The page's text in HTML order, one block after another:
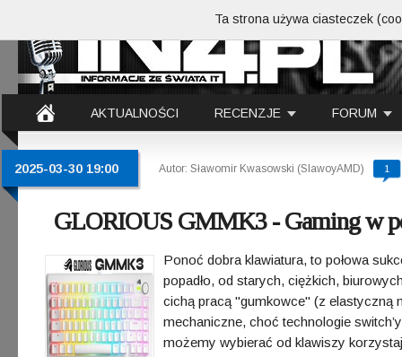
AKTUALNOŚCI RECENZJE FORUM
2025-03-30 19:00 Autor: Sławomir Kwasowski (SlawoyAMD) 1
GLORIOUS GMMK3 - Gaming w
Ponoć dobra klawiatura, to połowa
popadło, od starych, ciężkich,
cichą pracą "gumkowce" (z elastyczną
mechaniczne, choć technologie
możemy wybierać od klawiszy
Ta strona używa ciasteczek